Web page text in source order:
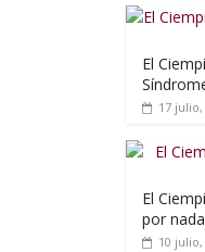
El
17 julio,
El
por
10 julio,